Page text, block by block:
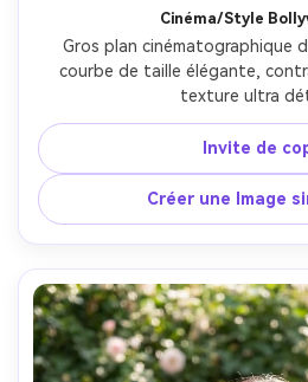
Cinéma/Style
Gros plan cinématographique
courbe de taille élégante,
texture ultra
Invite de
Créer une Image